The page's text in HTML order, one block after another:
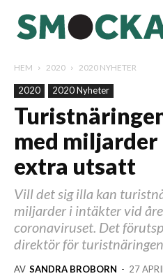
HEM 2020 2020 NYHETER
2020 2020 Nyheter
med miljarder
extra utsatt
Vill det sig illa kan
miljarder i intäkter vid
coronaviruset. Det
direktör för
AV SANDRA BROBORN - 27